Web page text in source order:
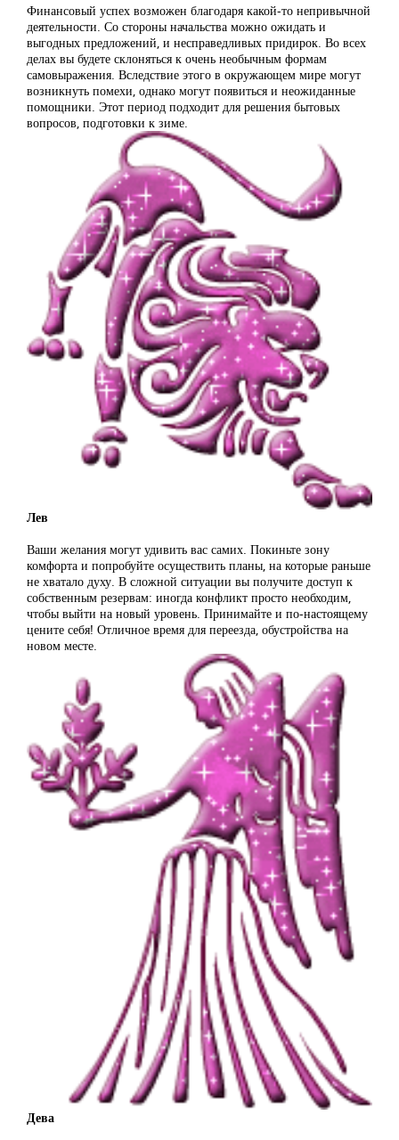
Финансовый успех возможен благодаря какой-то непривычной
деятельности. Со стороны начальства можно ожидать и
выгодных предложений, и несправедливых придирок. Во всех
делах вы будете склоняться к очень необычным формам
самовыражения. Вследствие этого в окружающем мире могут
возникнуть помехи, однако могут появиться и неожиданные
помощники. Этот период подходит для решения бытовых
вопросов, подготовки к зиме.
Лев
Ваши желания могут удивить вас самих. Покиньте зону
комфорта и попробуйте осуществить планы, на которые раньше
не хватало духу. В сложной ситуации вы получите доступ к
собственным резервам: иногда конфликт просто необходим,
чтобы выйти на новый уровень. Принимайте и по-настоящему
цените себя! Отличное время для переезда, обустройства на
новом месте.
Дева